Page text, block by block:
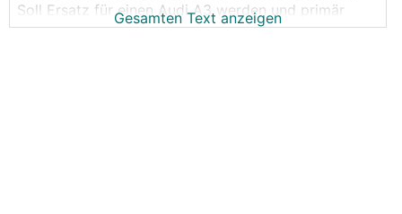
Soll Ersatz für einen Audi A3 werden und primär
Strecken bis etwa 5 bis 200km am Tag
Gesamten Text anzeigen